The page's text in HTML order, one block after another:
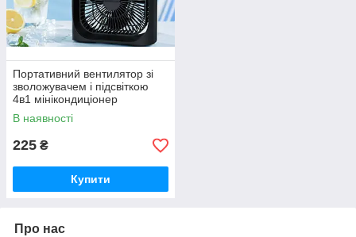
Портативний вентилятор зі
зволожувачем і підсвіткою
4в1 мінікондиціонер
настільний портативний
вентилятор ЮСБ
В наявності
225 ₴
Купити
Про нас